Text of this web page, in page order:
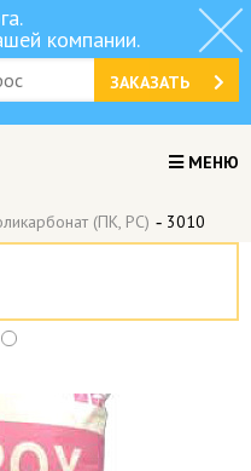
компании.
ЗАКАЗАТЬ
МЕНЮ
(ПК, PC) - 3010